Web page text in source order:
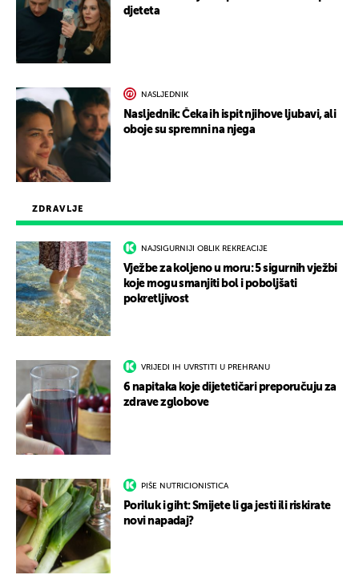
ZDRAVLJE
NAJSIGURNIJI OBLIK REKREACIJE
Vježbe za koljeno u moru: 5 sigurnih vježbi
koje mogu smanjiti bol i poboljšati
pokretljivost
VRIJEDI IH UVRSTITI U PREHRANU
6 napitaka koje dijetetičari preporučuju za
zdrave zglobove
PIŠE NUTRICIONISTICA
Poriluk i giht: Smijete li ga jesti ili riskirate
novi napadaj?
djeteta
NASLJEDNIK
Nasljednik: Čeka ih ispit njihove ljubavi, ali
oboje su spremni na njega